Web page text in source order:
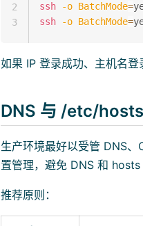
ssh
-o BatchMode=
ssh
-o BatchMode=
2
3
如果 IP 登录成功、主机名
DNS 与 /etc/
生产环境最好以受管 DNS
置管理，避免 DNS 和 hosts
推荐原则：